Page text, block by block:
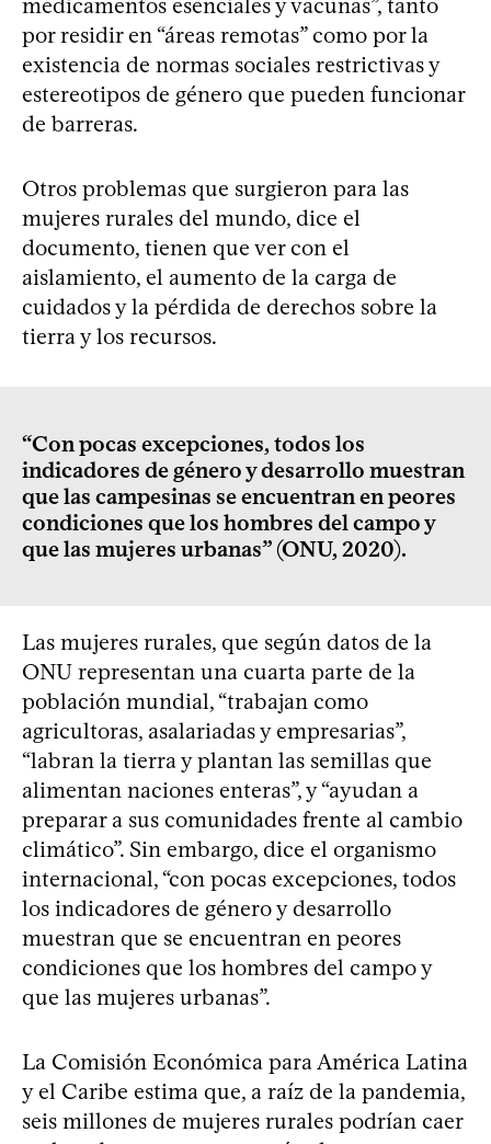
medicamentos esenciales y vacunas”, tanto
por residir en “áreas remotas” como por la
existencia de normas sociales restrictivas y
estereotipos de género que pueden funcionar
de barreras.
Otros problemas que surgieron para las
mujeres rurales del mundo, dice el
documento, tienen que ver con el
aislamiento, el aumento de la carga de
cuidados y la pérdida de derechos sobre la
tierra y los recursos.
“Con pocas excepciones, todos los
indicadores de género y desarrollo muestran
que las campesinas se encuentran en peores
condiciones que los hombres del campo y
que las mujeres urbanas” (ONU, 2020).
Las mujeres rurales, que según datos de la
ONU representan una cuarta parte de la
población mundial, “trabajan como
agricultoras, asalariadas y empresarias”,
“labran la tierra y plantan las semillas que
alimentan naciones enteras”, y “ayudan a
preparar a sus comunidades frente al cambio
climático”. Sin embargo, dice el organismo
internacional, “con pocas excepciones, todos
los indicadores de género y desarrollo
muestran que se encuentran en peores
condiciones que los hombres del campo y
que las mujeres urbanas”.
La Comisión Económica para América Latina
y el Caribe estima que, a raíz de la pandemia,
seis millones de mujeres rurales podrían caer